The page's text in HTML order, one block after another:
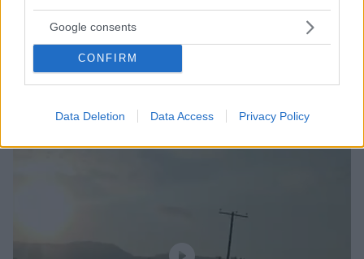
Google consents
CONFIRM
Data Deletion Data Access Privacy Policy
ΤΑ ΠΙΟ ΔΗΜΟΦΙΛΗ